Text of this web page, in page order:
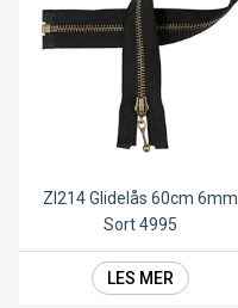
ZI214 Glidelås 60cm 6mm
Sort 4995
LES MER